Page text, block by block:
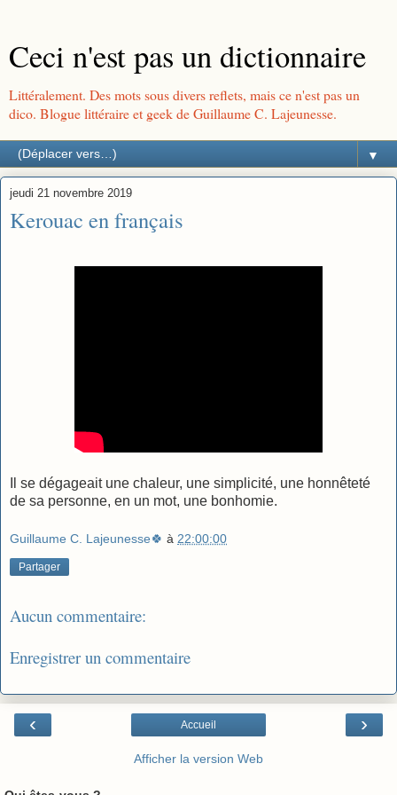
Ceci n'est pas un dictionnaire
Littéralement. Des mots sous divers reflets, mais ce n'est pas un
dico. Blogue littéraire et geek de Guillaume C. Lajeunesse.
▼
jeudi 21 novembre 2019
Kerouac en français
Il se dégageait une chaleur, une simplicité, une honnêteté
de sa personne, en un mot, une bonhomie.
Guillaume C. Lajeunesse🍀 à 22:00:00
Partager
Aucun commentaire:
Enregistrer un commentaire
‹ ›
Accueil
Afficher la version Web